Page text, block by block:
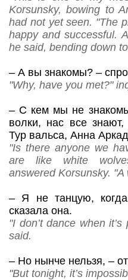
Korsunsky, bowing to
had not yet seen. "The
happy and successful.
he said, bending down
– А вы знакомы? –
"Why, have you met?"
– С кем мы не
волки, нас все знают,
Тур вальса, Анна
"Is there anyone we
are like white
answered Korsunsky. "A
– Я не танцую,
сказала она.
"I don’t dance when
said.
– Но нынче нельзя, –
"But tonight, it’s